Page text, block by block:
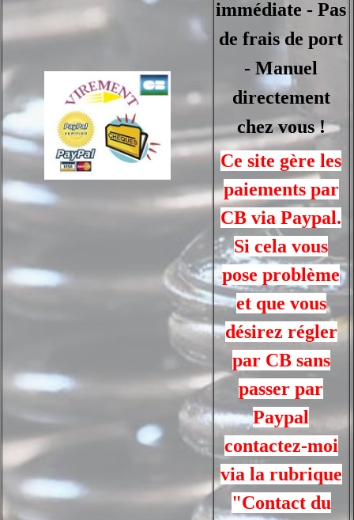
immédiate - Pas
de frais de port
- Manuel
directement
chez vous !
Ce site gère les
paiements par
CB via Paypal.
Si cela vous
pose problème
et que vous
désirez régler
par CB sans
passer par
Paypal
contactez-moi
via la rubrique
"Contact du